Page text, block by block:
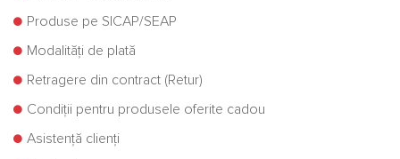
Produse pe SICAP/SEAP
Modalități de plată
Retragere din contract (Retur)
Condiții pentru produsele oferite cadou
Asistență clienți